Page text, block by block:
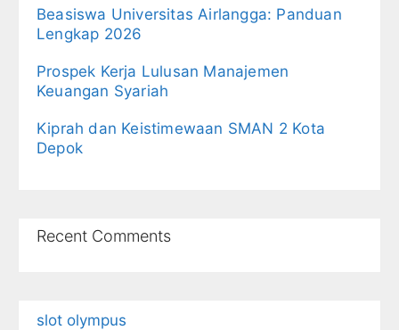
Beasiswa Universitas Airlangga: Panduan
Lengkap 2026
Prospek Kerja Lulusan Manajemen
Keuangan Syariah
Kiprah dan Keistimewaan SMAN 2 Kota
Depok
Recent Comments
slot olympus